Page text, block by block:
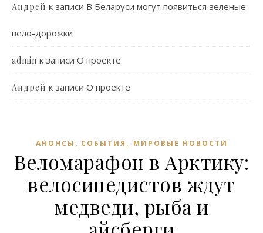
Андрей к записи В Беларуси могут появиться зеленые
вело-дорожки
admin к записи О проекте
Андрей к записи О проекте
АНОНСЫ, СОБЫТИЯ , МИРОВЫЕ НОВОСТИ
Веломарафон в Арктику:
велосипедистов ждут
медведи, рыба и